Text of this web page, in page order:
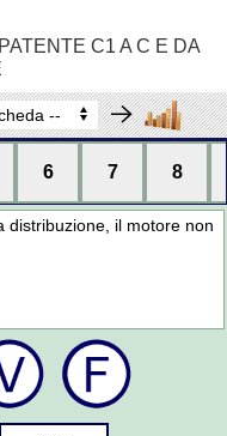
C1 A C E DA
6 7 8
distribuzione, il motore non